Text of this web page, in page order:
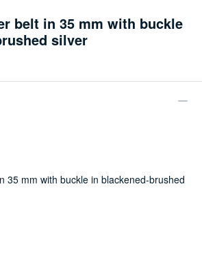
belt in 35 mm with buckle
silver
35 mm with buckle in blackened-brushed